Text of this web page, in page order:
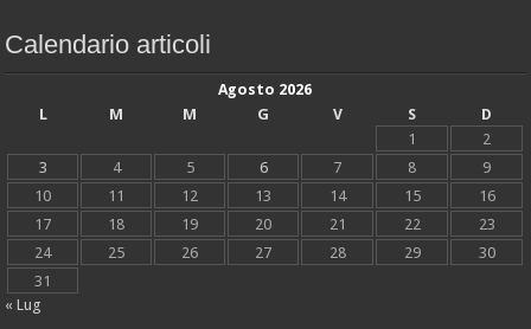
Calendario articoli
Agosto 2026
L
M M G V S
D
1
2
3
4 5 6 7 8
9
10
11 12 13 14 15
16
17
18 19 20 21 22
23
24
25 26 27 28 29
30
31
« Lug